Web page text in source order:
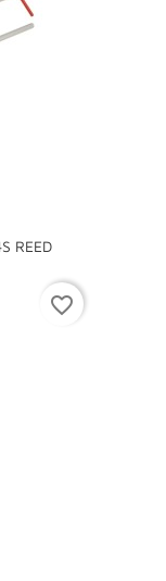
REED
favorite_border